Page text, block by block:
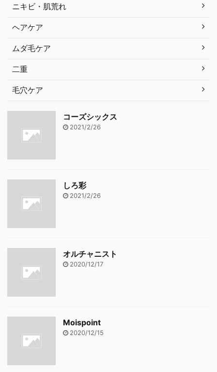
ニキビ・肌荒れ
ヘアケア
ムダ毛ケア
二重
毛穴ケア
コーズシックス
2021/2/26
しろ彩
2021/2/26
オルチャニスト
2020/12/17
Moispoint
2020/12/15